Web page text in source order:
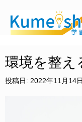
テ
ツ
環境を整
投稿日: 2022年11月14日